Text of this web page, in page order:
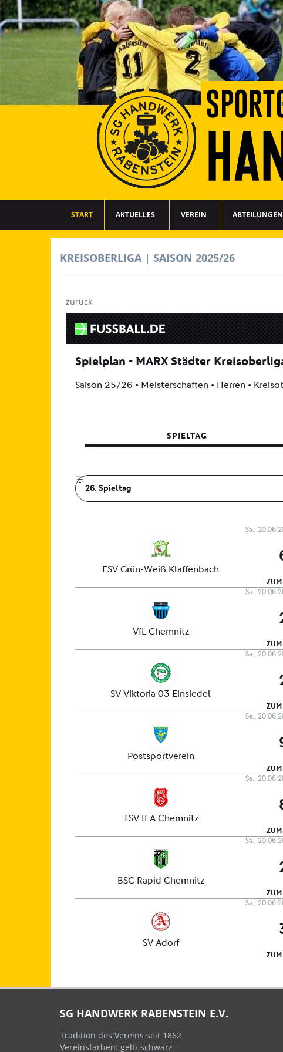
START AKTUELLES VEREIN ABTEILUNGEN
KREISOBERLIGA | SAISON 2025/26
zurück
SG HANDWERK RABENSTEIN E.V.
Tradition des Vereins seit 1862
Vereinsfarben: gelb-schwarz